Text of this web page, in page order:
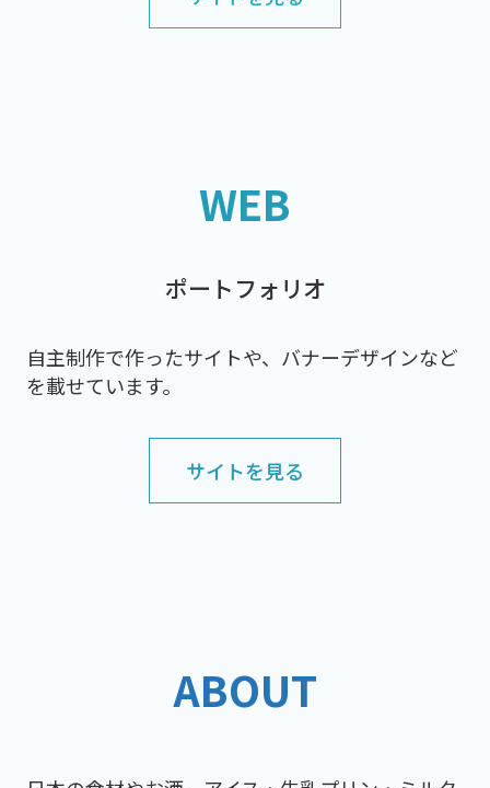
WEB
ポートフォリオ
自主制作で作ったサイトや、バナーデザインなど
を載せています。
サイトを見る
ABOUT